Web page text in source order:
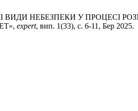
ВИДИ НЕБЕЗПЕКИ У ПРОЦЕСІ
expert, вип. 1(33), с. 6-11, Бер 2025.